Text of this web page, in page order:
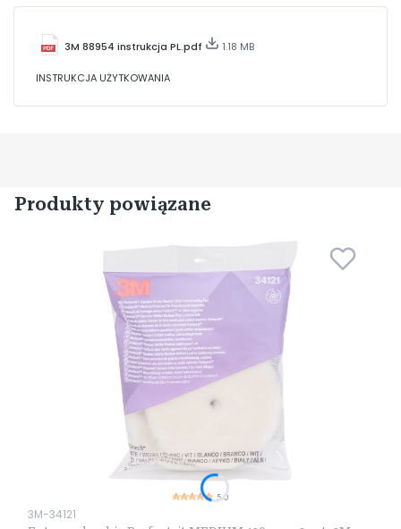
3M 88954 instrukcja PL.pdf 1.18 MB
INSTRUKCJA UŻYTKOWANIA
Produkty powiązane
5.0
Kod produktu
3M-34121